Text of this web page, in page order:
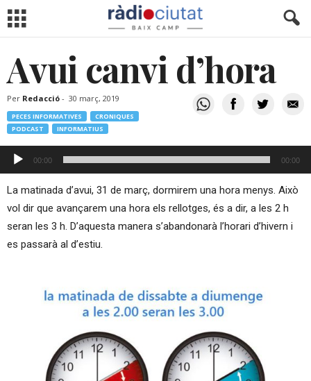
Avui canvi d’hora
Per Redacció - 30 març, 2019
PECES INFORMATIVES
CRONIQUES
PODCAST
INFORMATIUS
Reproductor
d'àudio
00:00 00:00
La matinada d’avui, 31 de març, dormirem una hora menys. Això
vol dir que avançarem una hora els rellotges, és a dir, a les 2 h
seran les 3 h. D’aquesta manera s’abandonarà l’horari d’hivern i
es passarà al d’estiu.